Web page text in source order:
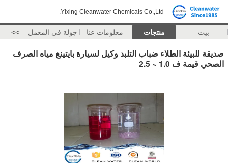
Yixing Cleanwater Chemicals Co.,Ltd.
بيت منتجات معلومات عنا جولة في المعمل >>
صديقة للبيئة الطلاء ضباب التلبد وكيل لسيارة بايتينغ مياه الصرف
الصحي قيمة ف 1.0 ~ 2.5